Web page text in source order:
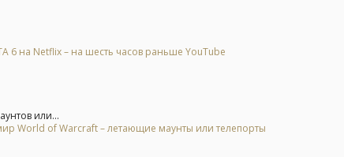
6 на Netflix – на шесть часов раньше YouTube
или...
World of Warcraft – летающие маунты или телепорты